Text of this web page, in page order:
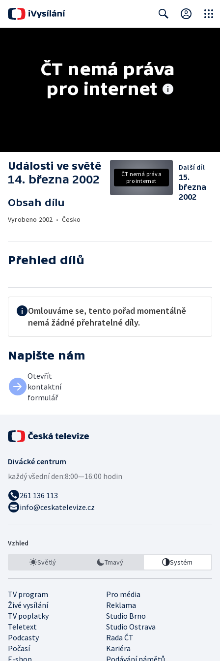
ČT nemá práva
pro internet
Události ve světě
14. března 2002
Obsah dílu
Vyrobeno 2002 • Česko
ČT nemá práva
pro internet
Další díl
15.
března
2002
Přehled dílů
Omlouváme se, tento pořad momentálně
nemá žádné přehratelné díly.
Napište nám
Otevřít
kontaktní
formulář
Divácké centrum
každý všední den:8:00—16:00 hodin
261 136 113
info@ceskatelevize.cz
Vzhled
Světlý Tmavý Systém
TV program
Pro média
Živé vysílání
Reklama
TV poplatky
Studio Brno
Teletext
Studio Ostrava
Podcasty
Rada ČT
Počasí
Kariéra
E-shop
Podávání námětů